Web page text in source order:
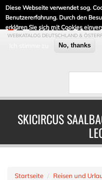
Diese Webseite verwendet sog.
Benutzererfahrung. Durch den
erklären Sie sich mit Cookies
No, thanks
DE-
WEBKATALOG DEUTSCHLAND &
SKICIRCUS
Startseite Reisen und